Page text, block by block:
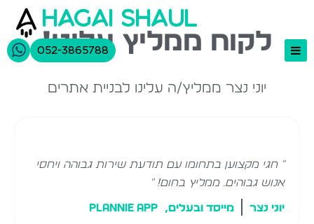
hagai shaul
בניית אתרים
052-3865788
לקוח ממליץ עלינו!
יוני נצר ממליץ/ה עלינו לבניית אתרים
" חגי מקצוען בתחומו עם תודעת שירות גבוהה ויחסי
אנוש גבוהים. ממליץ בחום! "
יוני נצר מייסד ובעלים, Plannie App